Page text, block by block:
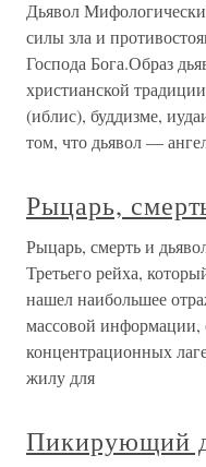
Дьявол
силы зла и
Господа Бога.Образ
христианской
(иблис), буддизме,
том, что дьявол —
Рыцарь,
Рыцарь, смерть и
Третьего рейха,
нашел наибольшее
массовой информации,
концентрационных
жилу для
Пикирующий